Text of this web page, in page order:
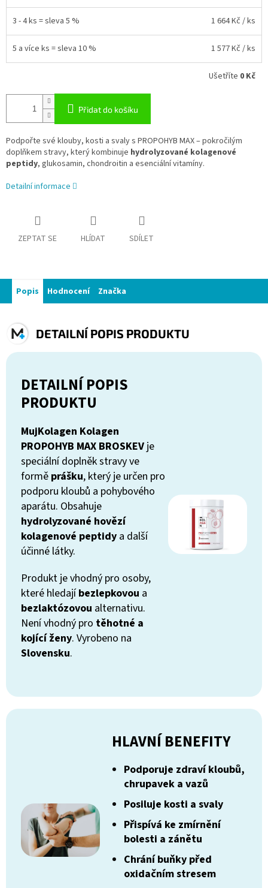
3 - 4 ks = sleva 5 % 1 664 Kč / ks
5 a více ks = sleva 10 % 1 577 Kč / ks
Ušetříte 0 Kč
Přidat do košíku
Podpořte své klouby, kosti a svaly s PROPOHYB MAX – pokročilým
doplňkem stravy, který kombinuje hydrolyzované kolagenové
peptidy, glukosamin, chondroitin a esenciální vitamíny.
Detailní informace
ZEPTAT SE HLÍDAT SDÍLET
Popis Hodnocení Značka
DETAILNÍ POPIS PRODUKTU
DETAILNÍ POPIS
PRODUKTU
MujKolagen Kolagen
PROPOHYB MAX BROSKEV je
speciální doplněk stravy ve
formě prášku, který je určen pro
podporu kloubů a pohybového
aparátu. Obsahuje
hydrolyzované hovězí
kolagenové peptidy a další
účinné látky.
Produkt je vhodný pro osoby,
které hledajíbezlepkovou a
bezlaktózovou alternativu.
Není vhodný pro těhotné a
kojící ženy. Vyrobeno na
Slovensku.
HLAVNÍ BENEFITY
Podporuje zdraví kloubů,
chrupavek a vazů
Posiluje kosti a svaly
Přispívá ke zmírnění
bolesti a zánětu
Chrání buňky před
oxidačním stresem